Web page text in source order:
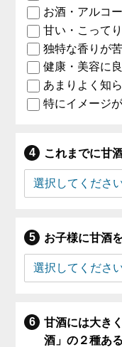
お酒・アルコ
甘い・こってり
独特な香りが
健康・美容に
あまりよく知
特にイメージ
これまでに甘
お子様に甘酒
甘酒には大き
酒」の２種あ